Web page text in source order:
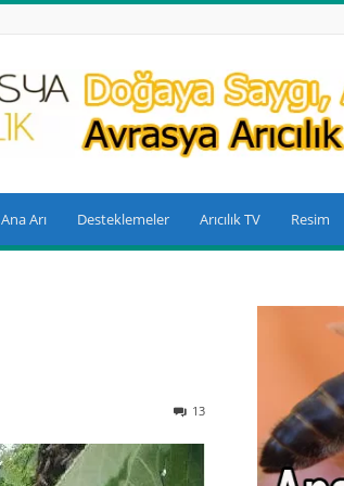
Ana Arı Desteklemeler Arıcılık TV Resim
13